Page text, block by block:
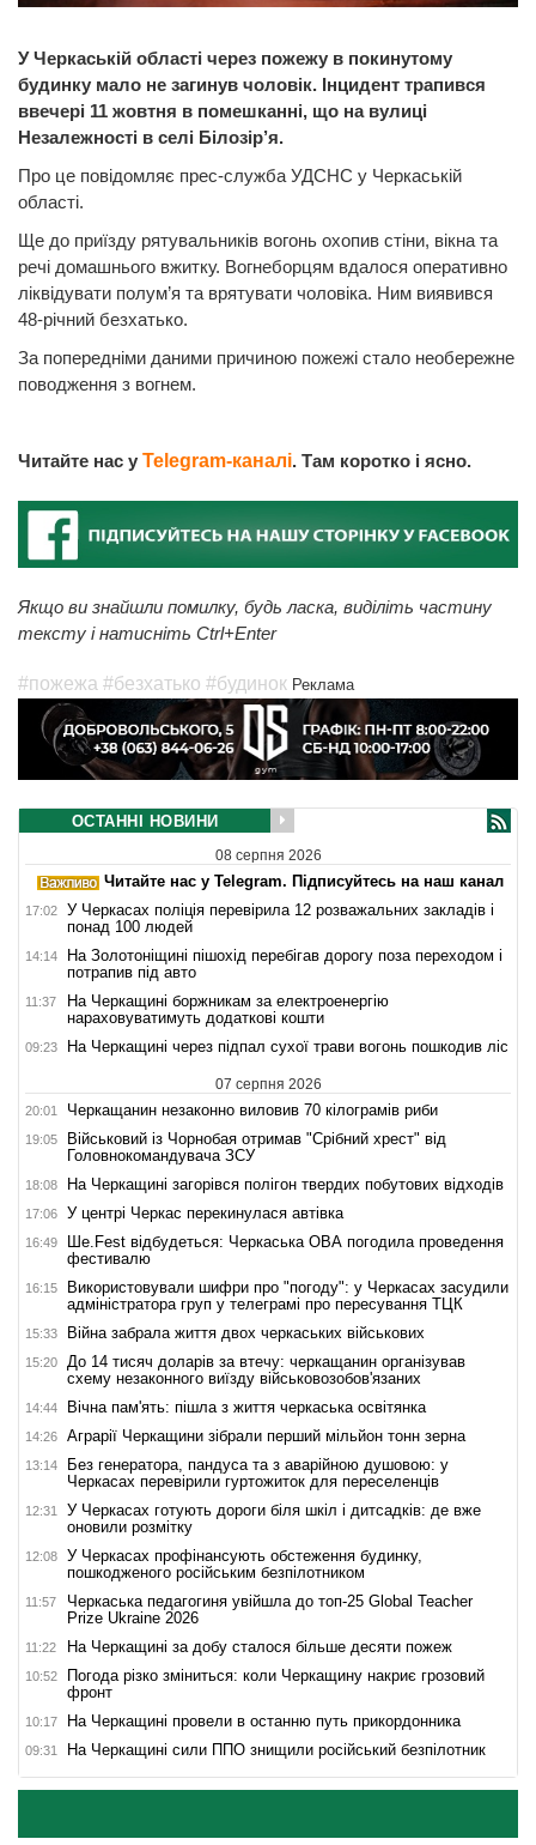
У Черкаській області через пожежу в покинутому
будинку мало не загинув чоловік. Інцидент трапився
ввечері 11 жовтня в помешканні, що на вулиці
Незалежності в селі Білозір’я.
Про це повідомляє прес-служба УДСНС у Черкаській
області.
Ще до приїзду рятувальників вогонь охопив стіни, вікна та
речі домашнього вжитку. Вогнеборцям вдалося оперативно
ліквідувати полум’я та врятувати чоловіка. Ним виявився
48-річний безхатько.
За попередніми даними причиною пожежі стало необережне
поводження з вогнем.
Читайте нас у Telegram-каналі. Там коротко і ясно.
Якщо ви знайшли помилку, будь ласка, виділіть частину
тексту і натисніть Ctrl+Enter
#пожежа #безхатько #будинок Реклама
ОСТАННІ НОВИНИ
08 серпня 2026
Читайте нас у Telegram. Підписуйтесь на наш канал
17:02
У Черкасах поліція перевірила 12 розважальних закладів і
понад 100 людей
14:14
На Золотоніщині пішохід перебігав дорогу поза переходом і
потрапив під авто
11:37
На Черкащині боржникам за електроенергію
нараховуватимуть додаткові кошти
09:23 На Черкащині через підпал сухої трави вогонь пошкодив ліс
07 серпня 2026
20:01 Черкащанин незаконно виловив 70 кілограмів риби
19:05
Військовий із Чорнобая отримав "Срібний хрест" від
Головнокомандувача ЗСУ
18:08 На Черкащині загорівся полігон твердих побутових відходів
17:06 У центрі Черкас перекинулася автівка
16:49
Ше.Fest відбудеться: Черкаська ОВА погодила проведення
фестивалю
16:15
Використовували шифри про "погоду": у Черкасах засудили
адміністратора груп у телеграмі про пересування ТЦК
15:33 Війна забрала життя двох черкаських військових
15:20
До 14 тисяч доларів за втечу: черкащанин організував
схему незаконного виїзду військовозобов'язаних
14:44 Вічна пам'ять: пішла з життя черкаська освітянка
14:26 Аграрії Черкащини зібрали перший мільйон тонн зерна
13:14
Без генератора, пандуса та з аварійною душовою: у
Черкасах перевірили гуртожиток для переселенців
12:31
У Черкасах готують дороги біля шкіл і дитсадків: де вже
оновили розмітку
12:08
У Черкасах профінансують обстеження будинку,
пошкодженого російським безпілотником
11:57
Черкаська педагогиня увійшла до топ-25 Global Teacher
Prize Ukraine 2026
11:22 На Черкащині за добу сталося більше десяти пожеж
10:52
Погода різко зміниться: коли Черкащину накриє грозовий
фронт
10:17 На Черкащині провели в останню путь прикордонника
09:31 На Черкащині сили ППО знищили російський безпілотник